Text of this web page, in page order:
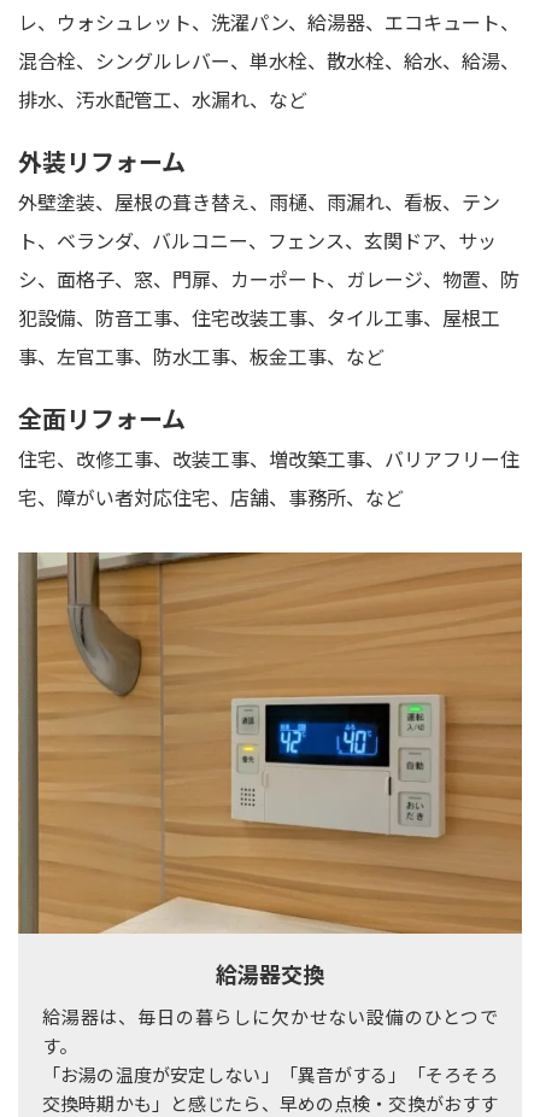
レ、ウォシュレット、洗濯パン、給湯器、エコキュート、
混合栓、シングルレバー、単水栓、散水栓、給水、給湯、
排水、汚水配管工、水漏れ、など
外装リフォーム
外壁塗装、屋根の葺き替え、雨樋、雨漏れ、看板、テン
ト、ベランダ、バルコニー、フェンス、玄関ドア、サッ
シ、面格子、窓、門扉、カーポート、ガレージ、物置、防
犯設備、防音工事、住宅改装工事、タイル工事、屋根工
事、左官工事、防水工事、板金工事、など
全面リフォーム
住宅、改修工事、改装工事、増改築工事、バリアフリー住
宅、障がい者対応住宅、店舗、事務所、など
給湯器交換
給湯器は、毎日の暮らしに欠かせない設備のひとつで
す。
「お湯の温度が安定しない」「異音がする」「そろそろ
交換時期かも」と感じたら、早めの点検・交換がおすす